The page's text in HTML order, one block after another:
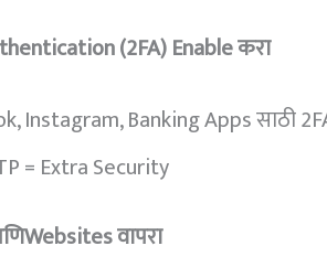
(2FA) Enable करा
Instagram, Banking Apps साठी
= Extra Security
वापरा